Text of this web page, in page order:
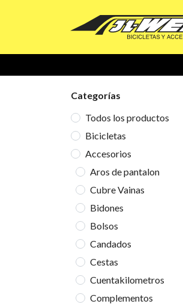
Categorías
Todos los productos
Bicicletas
Accesorios
Aros de pantalon
Cubre Vainas
Bidones
Bolsos
Candados
Cestas
Cuentakilometros
Complementos